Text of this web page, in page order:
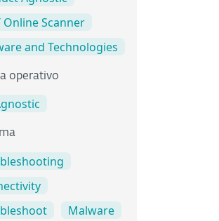
Online Scanner
and Technologies
operativo
Malware